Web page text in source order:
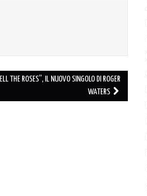
THE ROSES”, IL NUOVO SINGOLO DI ROGER
WATERS